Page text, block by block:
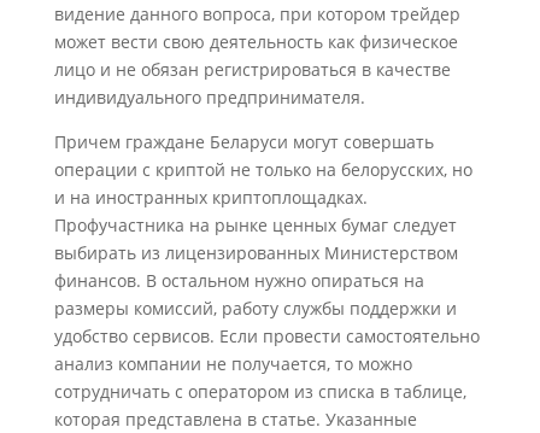
видение данного вопроса, при котором трейдер
может вести свою деятельность как физическое
лицо и не обязан регистрироваться в качестве
индивидуального предпринимателя.
Причем граждане Беларуси могут совершать
операции с криптой не только на белорусских, но
и на иностранных криптоплощадках.
Профучастника на рынке ценных бумаг следует
выбирать из лицензированных Министерством
финансов. В остальном нужно опираться на
размеры комиссий, работу службы поддержки и
удобство сервисов. Если провести самостоятельно
анализ компании не получается, то можно
сотрудничать с оператором из списка в таблице,
которая представлена в статье. Указанные